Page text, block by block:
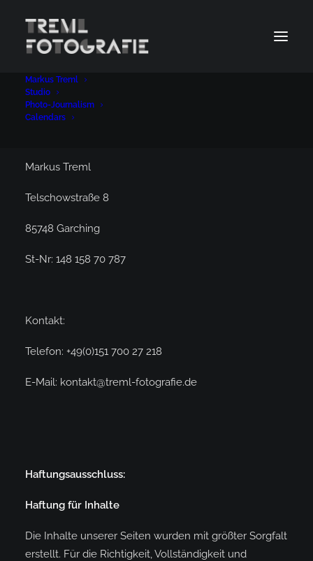
Markus Treml
Studio
Photo-Journalism
Calendars
Impressum
Markus Treml
Telschowstraße 8
85748 Garching
St-Nr: 148 158 70 787
Kontakt:
Telefon: +49(0)151 700 27 218
E-Mail: kontakt@treml-fotografie.de
Haftungsausschluss:
Haftung für Inhalte
Die Inhalte unserer Seiten wurden mit größter Sorgfalt
erstellt. Für die Richtigkeit, Vollständigkeit und